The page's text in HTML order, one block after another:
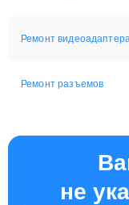
Ремонт
Ремонт разъемов
не